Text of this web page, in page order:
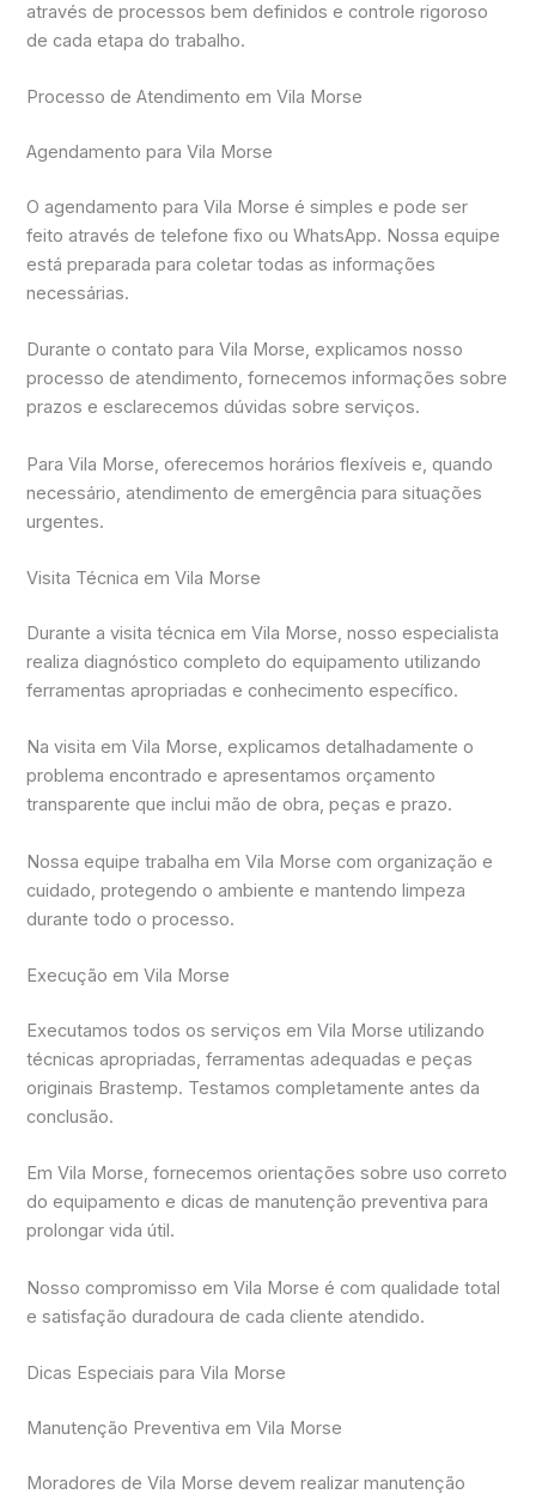
através de processos bem definidos e controle rigoroso
de cada etapa do trabalho.
Processo de Atendimento em Vila Morse
Agendamento para Vila Morse
O agendamento para Vila Morse é simples e pode ser
feito através de telefone fixo ou WhatsApp. Nossa equipe
está preparada para coletar todas as informações
necessárias.
Durante o contato para Vila Morse, explicamos nosso
processo de atendimento, fornecemos informações sobre
prazos e esclarecemos dúvidas sobre serviços.
Para Vila Morse, oferecemos horários flexíveis e, quando
necessário, atendimento de emergência para situações
urgentes.
Visita Técnica em Vila Morse
Durante a visita técnica em Vila Morse, nosso especialista
realiza diagnóstico completo do equipamento utilizando
ferramentas apropriadas e conhecimento específico.
Na visita em Vila Morse, explicamos detalhadamente o
problema encontrado e apresentamos orçamento
transparente que inclui mão de obra, peças e prazo.
Nossa equipe trabalha em Vila Morse com organização e
cuidado, protegendo o ambiente e mantendo limpeza
durante todo o processo.
Execução em Vila Morse
Executamos todos os serviços em Vila Morse utilizando
técnicas apropriadas, ferramentas adequadas e peças
originais Brastemp. Testamos completamente antes da
conclusão.
Em Vila Morse, fornecemos orientações sobre uso correto
do equipamento e dicas de manutenção preventiva para
prolongar vida útil.
Nosso compromisso em Vila Morse é com qualidade total
e satisfação duradoura de cada cliente atendido.
Dicas Especiais para Vila Morse
Manutenção Preventiva em Vila Morse
Moradores de Vila Morse devem realizar manutenção